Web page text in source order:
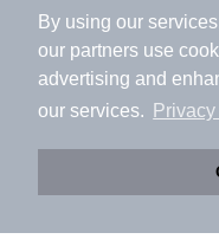
By using our
our partners use
advertising and
our services.
アプリに切り替
会員登録なしです
ザ・ビレッジグリーン